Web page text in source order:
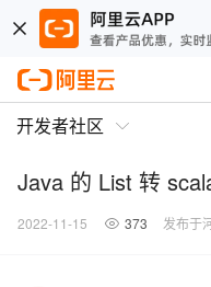
开发者社区
Java 的 List 转
2022-11-15 373 发布于